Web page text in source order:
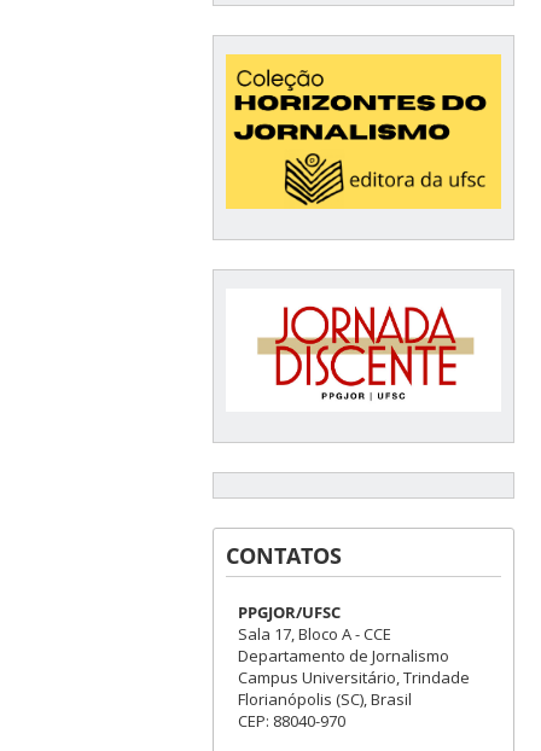
CONTATOS
PPGJOR/UFSC
Sala 17, Bloco A - CCE
Departamento de Jornalismo
Campus Universitário, Trindade
Florianópolis (SC), Brasil
CEP: 88040-970